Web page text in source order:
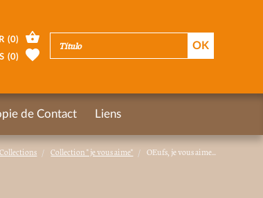
Collections Collection " je vous aime" OEufs, je vous aime...
(0)
(0)
de Contact Liens